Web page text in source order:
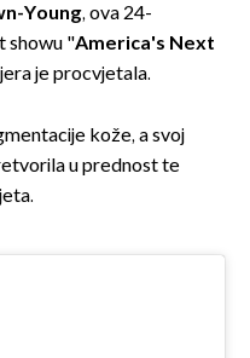
Young, ova 24-
showu "America's Next
je procvjetala.
kože, a svoj
u prednost te